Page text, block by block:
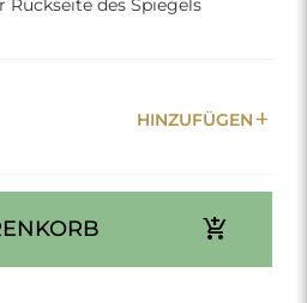
HINZUFÜGEN add
add_shopping_cart